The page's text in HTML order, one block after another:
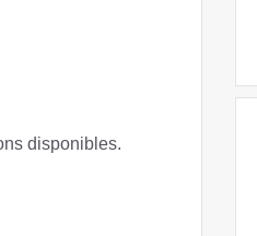
disponibles.